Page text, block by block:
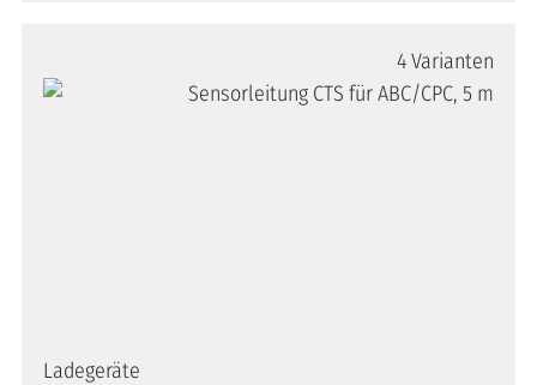
4 Varianten
Ladegeräte